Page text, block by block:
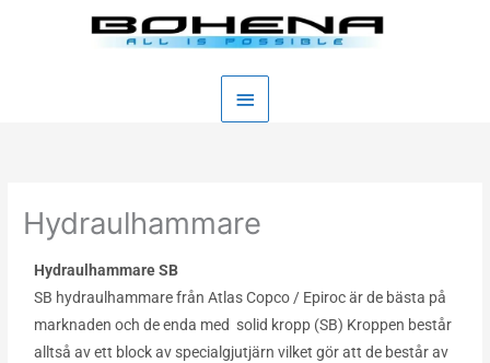
Huvudmeny
Hydraulhammare
Hydraulhammare SB
SB hydraulhammare från Atlas Copco / Epiroc är de bästa på
marknaden och de enda med solid kropp (SB) Kroppen består
alltså av ett block av specialgjutjärn vilket gör att de består av